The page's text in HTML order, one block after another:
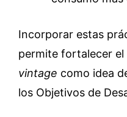
Incorporar estas
permite fortalecer el
vintage como idea
los Objetivos de